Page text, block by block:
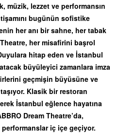
müzik, lezzet ve performansın
bugünün sofistike
her anı bir sahne, her tabak
her misafirini başrol
hitap eden ve İstanbul
büyüleyici zamanlara imza
geçmişin büyüsüne ve
Klasik bir restoran
İstanbul eğlence hayatına
Dream Theatre’da,
iç içe geçiyor.